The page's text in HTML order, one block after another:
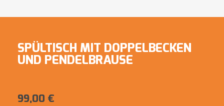
SPÜLTISCH MIT DOPPELBECKEN
UND PENDELBRAUSE
99,00 €